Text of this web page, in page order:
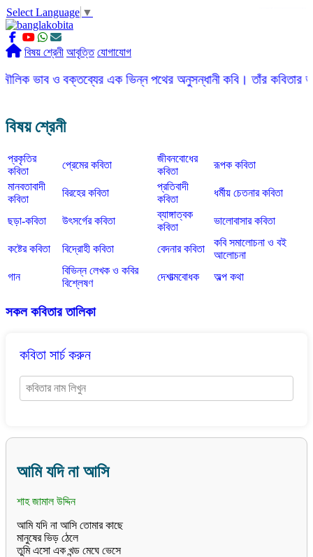
Select Language ▼
বিষয় শ্রেনী আবৃত্তি যোগাযোগ
ও বক্তব্যের এক ভিন্ন পথের অনুসন্ধানী কবি। তাঁর
বিষয় শ্রেনী
প্রকৃতির
কবিতা
প্রেমের কবিতা
জীবনবোধের
কবিতা
রূপক কবিতা
মানবতাবাদী
কবিতা
বিরহের কবিতা
প্রতিবাদী
কবিতা
ধর্মীয় চেতনার কবিতা
ছড়া-কবিতা উৎসর্গের কবিতা
ব্যাঙ্গাত্বক
কবিতা
ভালোবাসার কবিতা
কষ্টের কবিতা বিদ্রোহী কবিতা বেদনার কবিতা
কবি সমালোচনা ও বই
আলোচনা
গান
বিভিন্ন লেখক ও কবির
বিশ্লেষণ
দেশাত্মবোধক অল্প কথা
সকল কবিতার তালিকা
কবিতা সার্চ করুন
আমি যদি না আসি
শাহ জামাল উদ্দিন
আমি যদি না আসি তোমার কাছে
মানুষের ভিড় ঠেলে
তুমি এসো এক খন্ড মেঘে ভেসে